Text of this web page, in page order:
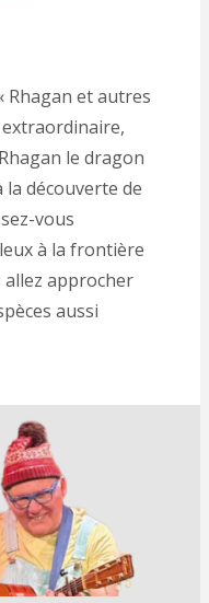
Rhagan et autres
le dragon
découverte de
vous
à la frontière
allez approcher
aussi